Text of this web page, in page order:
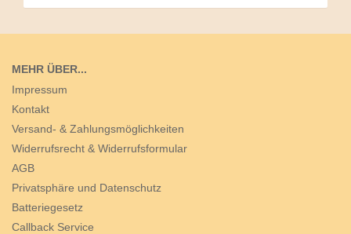
MEHR ÜBER...
Impressum
Kontakt
Versand- & Zahlungsmöglichkeiten
Widerrufsrecht & Widerrufsformular
AGB
Privatsphäre und Datenschutz
Batteriegesetz
Callback Service